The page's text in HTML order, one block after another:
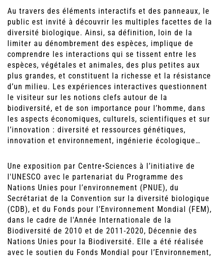
Au travers des éléments interactifs et des panneaux, le
public est invité à découvrir les multiples facettes de la
diversité biologique. Ainsi, sa définition, loin de la
limiter au dénombrement des espèces, implique de
comprendre les interactions qui se tissent entre les
espèces, végétales et animales, des plus petites aux
plus grandes, et constituent la richesse et la résistance
d’un milieu. Les expériences interactives questionnent
le visiteur sur les notions clefs autour de la
biodiversité, et de son importance pour l’homme, dans
les aspects économiques, culturels, scientifiques et sur
l’innovation : diversité et ressources génétiques,
innovation et environnement, ingénierie écologique…
Une exposition par Centre•Sciences à l’initiative de
l'UNESCO avec le partenariat du Programme des
Nations Unies pour l’environnement (PNUE), du
Secrétariat de la Convention sur la diversité biologique
(CDB), et du Fonds pour l’Environnement Mondial (FEM),
dans le cadre de l'Année Internationale de la
Biodiversité de 2010 et de 2011-2020, Décennie des
Nations Unies pour la Biodiversité. Elle a été réalisée
avec le soutien du Fonds Mondial pour l’Environnement,